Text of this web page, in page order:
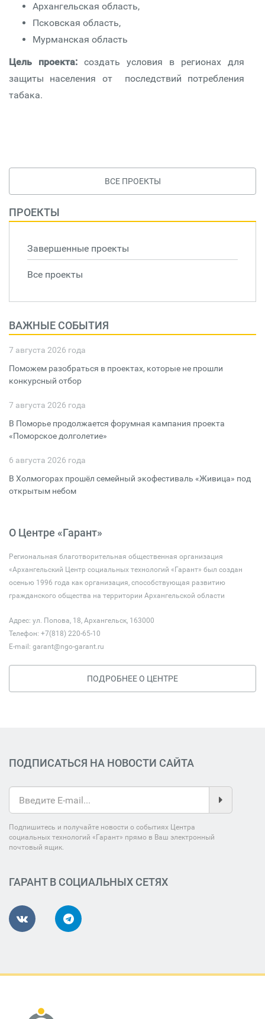
Архангельская область,
Псковская область,
Мурманская область
Цель проекта: создать условия в регионах для
защиты населения от последствий потребления
табака.
ВСЕ ПРОЕКТЫ
ПРОЕКТЫ
Завершенные проекты
Все проекты
ВАЖНЫЕ СОБЫТИЯ
7 августа 2026 года
Поможем разобраться в проектах, которые не прошли
конкурсный отбор
7 августа 2026 года
В Поморье продолжается форумная кампания проекта
«Поморское долголетие»
6 августа 2026 года
В Холмогорах прошёл семейный экофестиваль «Живица» под
открытым небом
О Центре «Гарант»
Региональная благотворительная общественная организация
«Архангельский Центр социальных технологий «Гарант» был создан
осенью 1996 года как организация, способствующая развитию
гражданского общества на территории Архангельской области
Адрес: ул. Попова, 18, Архангельск, 163000
Телефон: +7(818) 220-65-10
E-mail: garant@ngo-garant.ru
ПОДРОБНЕЕ О ЦЕНТРЕ
ПОДПИСАТЬСЯ НА НОВОСТИ САЙТА
Подпишитесь и получайте новости о событиях Центра
социальных технологий «Гарант» прямо в Ваш электронный
почтовый ящик.
ГАРАНТ В СОЦИАЛЬНЫХ СЕТЯХ